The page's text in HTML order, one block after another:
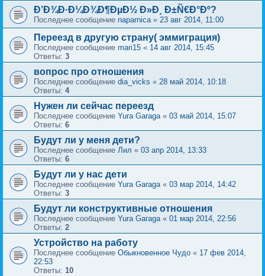
Ð’Ð¾Ð·Ð¼Ð¾Ð¶ÐµÐ½ Ð»Ð¸ Ð±Ñ€Ð°Ðº?
Последнее сообщение naparnica« 23 авг 2014, 11:00
Переезд в другую страну( эммиграция)
Последнее сообщение mari15 « 14 авг 2014, 15:45
Ответы: 3
вопрос про отношения
Последнее сообщение dia_vicks « 28 май 2014, 10:18
Ответы: 4
Нужен ли сейчас переезд
Последнее сообщение Yura Garaga« 03 май 2014, 15:07
Ответы: 6
Будут ли у меня дети?
Последнее сообщение Лил « 03 апр 2014, 13:33
Ответы: 6
Будут ли у нас дети
Последнее сообщение Yura Garaga« 03 мар 2014, 14:42
Ответы: 3
Будут ли конструктивные отношения
Последнее сообщение Yura Garaga« 01 мар 2014, 22:56
Ответы: 2
Устройство на работу
Последнее сообщение Обыкновенное Чудо « 17 фев 2014,
22:53
Ответы: 10